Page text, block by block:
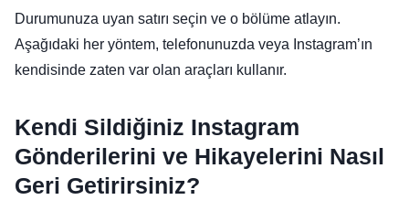
Durumunuza uyan satırı seçin ve o bölüme atlayın.
Aşağıdaki her yöntem, telefonunuzda veya Instagram’ın
kendisinde zaten var olan araçları kullanır.
Kendi Sildiğiniz Instagram
Gönderilerini ve Hikayelerini Nasıl
Geri Getirirsiniz?